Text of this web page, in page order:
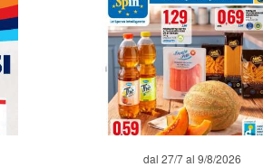
dal 27/7 al 9/8/2026